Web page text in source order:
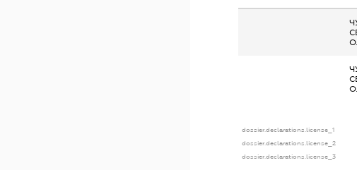
dossier.declarations.license_1
dossier.declarations.license_2
dossier.declarations.license_3